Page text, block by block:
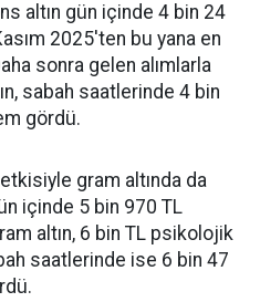
altın gün içinde 4 bin 24
2025'ten bu yana en
sonra gelen alımlarla
sabah saatlerinde 4 bin
gördü.
gram altında da
içinde 5 bin 970 TL
altın, 6 bin TL psikolojik
saatlerinde ise 6 bin 47